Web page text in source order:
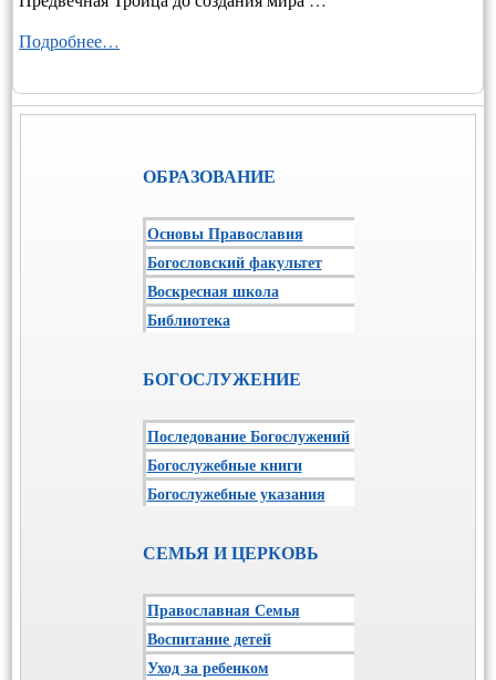
Подробнее…
ОБРАЗОВАНИЕ
Основы Православия
Богословский факультет
Воскресная школа
Библиотека
БОГОСЛУЖЕНИЕ
Последование Богослужений
Богослужебные книги
Богослужебные указания
СЕМЬЯ И ЦЕРКОВЬ
Православная Семья
Воспитание детей
Уход за ребенком